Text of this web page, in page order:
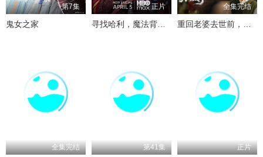
第7集
鬼女之家
正片
寻找哈利，魔法背后的匠心
全集完结
重回老婆去世前，这一次绝不放手
全集完结 第41集 正片